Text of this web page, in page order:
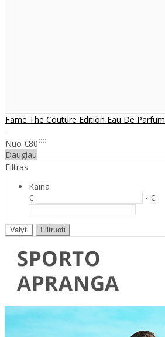
Fame The Couture Edition Eau De Parfum
..
Nuo €8000
Daugiau
Filtras
Kaina
€
- €
Valyti Filtruoti